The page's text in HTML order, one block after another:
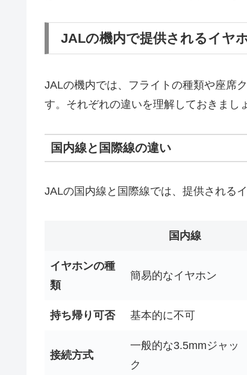
JALの機内で提供されるイヤ
JALの機内では、フライトの種類や座席
す。それぞれの違いを理解しておきまし
国内線と国際線の違い
JALの国内線と国際線では、提供される
国内線
イヤホンの種
類
簡易的なイヤホン
持ち帰り可否 基本的に不可
接続方式
一般的な3.5mmジャッ
ク